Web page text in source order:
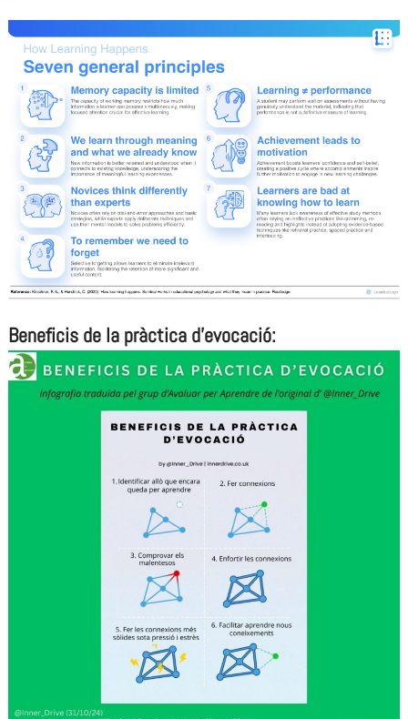
Beneficis de la pràctica d’evocació: